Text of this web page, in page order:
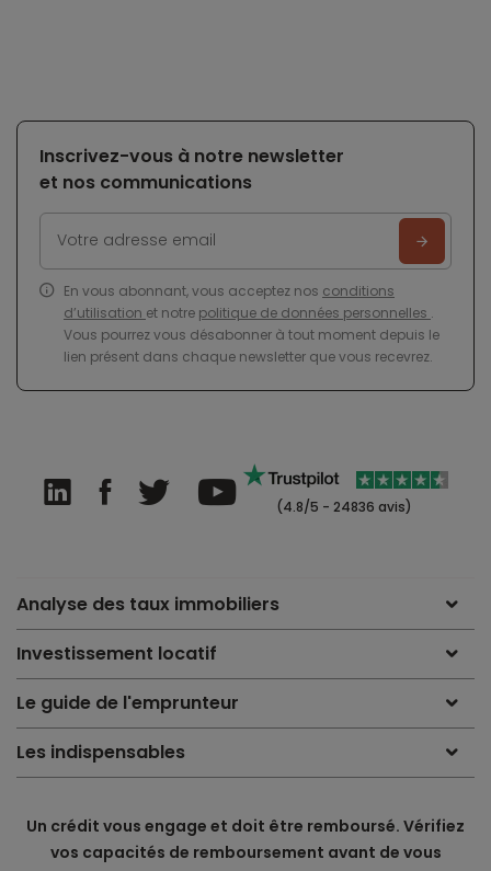
Inscrivez-vous à notre newsletter
et nos communications
En vous abonnant, vous acceptez nos conditions
d’utilisation et notre politique de données personnelles .
Vous pourrez vous désabonner à tout moment depuis le
lien présent dans chaque newsletter que vous recevrez.
(4.8/5 - 24836 avis)
Analyse des taux immobiliers
Investissement locatif
Le guide de l'emprunteur
Les indispensables
Un crédit vous engage et doit être remboursé. Vérifiez
vos capacités de remboursement avant de vous